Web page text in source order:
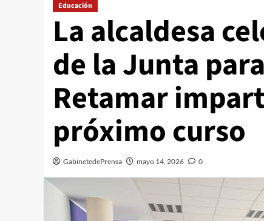
Educación
La alcaldesa
de la Junta
Retamar
próximo curso
GabinetedePrensa mayo 14, 2026 0